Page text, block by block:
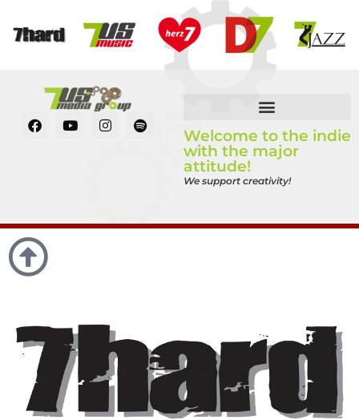
Welcome to the indie
with the major
attitude!
We support creativity!